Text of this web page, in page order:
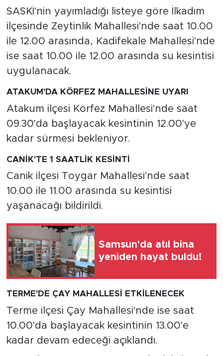
SASKİ'nin yayımladığı listeye göre İlkadım
ilçesinde Zeytinlik Mahallesi'nde saat 10.00
ile 12.00 arasında, Kadifekale Mahallesi'nde
ise saat 10.00 ile 12.00 arasında su kesintisi
uygulanacak.
ATAKUM'DA KÖRFEZ MAHALLESİNE UYARI
Atakum ilçesi Körfez Mahallesi'nde saat
09.30'da başlayacak kesintinin 12.00'ye
kadar sürmesi bekleniyor.
CANİK'TE 1 SAATLİK KESİNTİ
Canik ilçesi Toygar Mahallesi'nde saat
10.00 ile 11.00 arasında su kesintisi
yaşanacağı bildirildi.
Samsun'da atıl bina
yeniden hayat buldu!
TERME'DE ÇAY MAHALLESİ ETKİLENECEK
Terme ilçesi Çay Mahallesi'nde ise saat
10.00'da başlayacak kesintinin 13.00'e
kadar devam edeceği açıklandı.